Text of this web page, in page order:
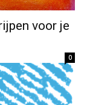
voor je
0